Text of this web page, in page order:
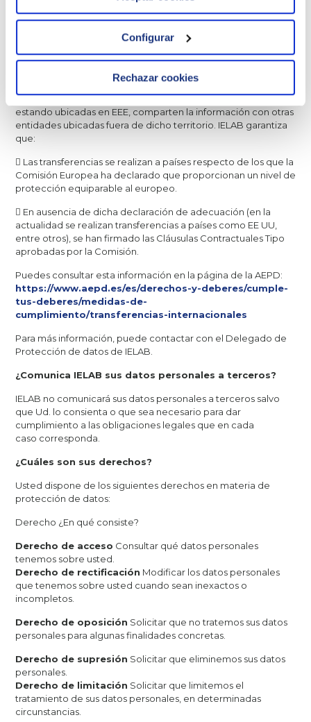
Configurar
Rechazar cookies
¿Existen otras entidades que pueden tener acceso a
sus datos personales para ayudar a IELAB con alguna
tratamiento?
Algunos de nuestros proveedores están ubicados en países
situados fuera del Espacio Económico Europeo (EEE) o,
estando ubicadas en EEE, comparten la información con otras
entidades ubicadas fuera de dicho territorio. IELAB garantiza
que:
 Las transferencias se realizan a países respecto de los que la
Comisión Europea ha declarado que proporcionan un nivel de
protección equiparable al europeo.
 En ausencia de dicha declaración de adecuación (en la
actualidad se realizan transferencias a países como EE UU,
entre otros), se han firmado las Cláusulas Contractuales Tipo
aprobadas por la Comisión.
Puedes consultar esta información en la página de la AEPD:
https://www.aepd.es/es/derechos-y-deberes/cumple-
tus-deberes/medidas-de-
cumplimiento/transferencias-internacionales
Para más información, puede contactar con el Delegado de
Protección de datos de IELAB.
¿Comunica IELAB sus datos personales a terceros?
IELAB no comunicará sus datos personales a terceros salvo
que Ud. lo consienta o que sea necesario para dar
cumplimiento a las obligaciones legales que en cada
caso corresponda.
¿Cuáles son sus derechos?
Usted dispone de los siguientes derechos en materia de
protección de datos:
Derecho ¿En qué consiste?
Derecho de acceso Consultar qué datos personales
tenemos sobre usted.
Derecho de rectificación Modificar los datos personales
que tenemos sobre usted cuando sean inexactos o
incompletos.
Derecho de oposición Solicitar que no tratemos sus datos
personales para algunas finalidades concretas.
Derecho de supresión Solicitar que eliminemos sus datos
personales.
Derecho de limitación Solicitar que limitemos el
tratamiento de sus datos personales, en determinadas
circunstancias.